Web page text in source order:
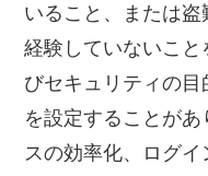
いること、または
経験していないこと
びセキュリティの
を設定することが
スの効率化、ログ